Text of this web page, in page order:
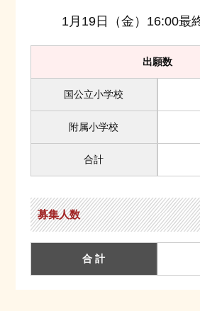
1月19日（金）16:00最
出願数
国公立小学校
附属小学校
合計
募集人数
合 計